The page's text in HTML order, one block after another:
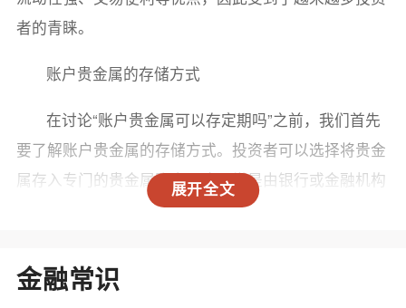
展开全文
者的青睐。
账户贵金属的存储方式
在讨论“账户贵金属可以存定期吗”之前，我们首先
要了解账户贵金属的存储方式。投资者可以选择将贵金
属存入专门的贵金属账户，这通常是由银行或金融机构
提供的服务。存入账户后，投资者可以随时查看账户余
定期存款与账户贵金属
金融常识